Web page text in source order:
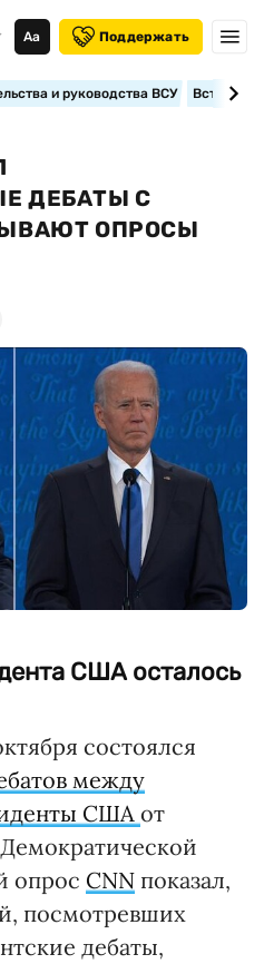
Аа Поддержать
и руководства ВСУ
ДЕБАТЫ С
ОПРОСЫ
США осталось
состоялся
между
США от
опрос CNN показал,
посмотревших
дебаты,